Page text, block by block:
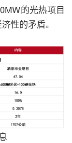
的光热项目
性的矛盾。